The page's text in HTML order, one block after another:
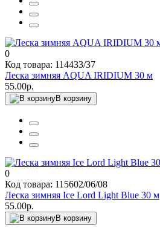
0
Код товара: 114433/37
Леска зимняя AQUA IRIDIUM 30 м
55.00р.
В корзину
0
Код товара: 115602/06/08
Леска зимняя Ice Lord Light Blue 30 м
55.00р.
В корзину